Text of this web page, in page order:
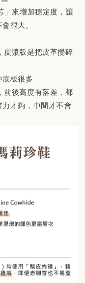
」來增加穩定度，讓
很大。
皮漿版是把皮革攪碎
板很多
前後高度有落差，都
才夠，中間才不會